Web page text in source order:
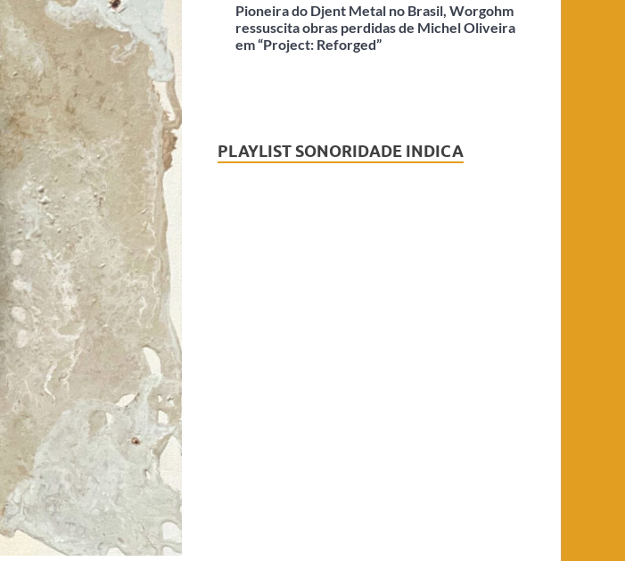
Pioneira do Djent Metal no Brasil, Worgohm
ressuscita obras perdidas de Michel Oliveira
em “Project: Reforged”
PLAYLIST SONORIDADE INDICA